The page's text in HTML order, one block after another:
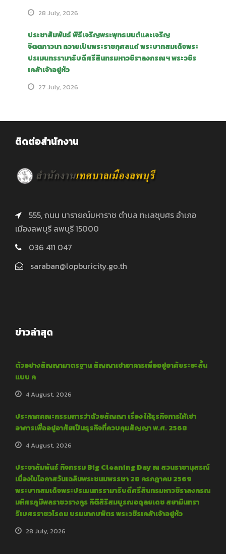
28 July, 2026
ประชาสัมพันธ์ พิธีเจริญพระพุทธมนต์และเจริญ
จิตตภาวนา ถวายเป็นพระราชกุศลแด่ พระบาทสมเด็จพระ
ปรเมนทรรามาธิบดีศรีสินทรมหาวชิราลงกรณฯ พระวชิร
เกล้าเจ้าอยู่หัว
27 July, 2026
ติดต่อสำนักงาน
555, ถนน นารายณ์มหาราช ตำบล ทะเลชุบศร อำเภอ
เมืองลพบุรี ลพบุรี 15000
036 411 047
saraban@lopburicity.go.th
ข่าวล่าสุด
ตัวอย่างสัญญามาตรฐาน สัญญาเช่าอาคารเพื่ออยู่อาศัยระยะสั้น
แบบ ก
4 August, 2026
ประกาศคณะกรรมการว่าด้วยสัญญา เรื่อง ให้ธุรกิจการให้เช่า
อาคารเพื่ออยู่อาศัยเป็นธุรกิจที่ควบคุมสัญญา พ.ศ. 2568
4 August, 2026
ประชาสัมพันธ์ กิจกรรม Big Cleaning Day ณ สวนราชานุสรณ์
เนื่องในโอกาสวันเฉลิมพระชนมพรรษา 28 กรกฎาคม 2569
พระบาทสมเด็จพระปรเมนทรรามาธิบดีศรีสินทรมหาวชิราลงกรณ
มหิศรภูมิพลราชวรางกูร กิติสิริสมบูรณอดุลยเดช สยามินทรา
ธิเบศรราชวโรดม บรมนาถบพิตร พระวชิรเกล้าเจ้าอยู่หัว
28 July, 2026